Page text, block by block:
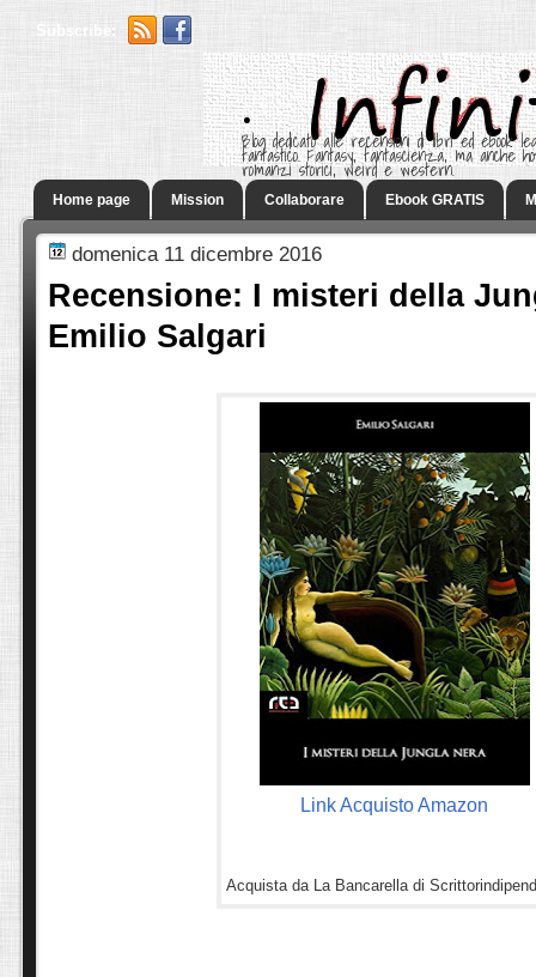
Subscribe:
.
Blog dedicato alle recensioni di libri ed ebook
fantastico. Fantasy, fantascienza, ma anche
romanzi storici, weird e western.
Home page Mission Collaborare Ebook GRATIS
domenica 11 dicembre 2016
Recensione: I misteri della
Emilio Salgari
Link Acquisto Amazon
Acquista da La Bancarella di